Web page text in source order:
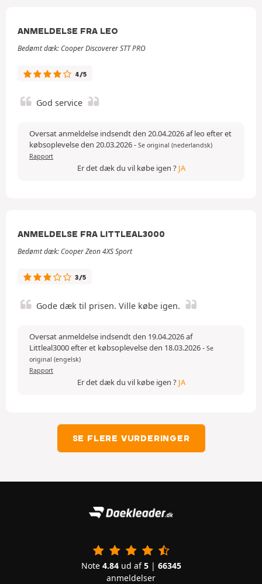
ANMELDELSE FRA LEO
Bedømt dæk: Cooper Discoverer STT PRO
4/5
God service
Oversat anmeldelse indsendt den 20.04.2026 af leo efter et
købsoplevelse den 20.03.2026- Se original (nederlandsk)
Rapport
Er det dæk du vil købe igen ? JA
ANMELDELSE FRA LITTLEAL3000
Bedømt dæk: Cooper Zeon 4XS Sport
3/5
Gode dæk til prisen. Ville købe igen.
Oversat anmeldelse indsendt den 19.04.2026 af
Littleal3000 efter et købsoplevelse den 18.03.2026- Se
original (engelsk)
Rapport
Er det dæk du vil købe igen ? JA
SE FLERE VURDERINGER
Note 4.84ud af5| 66345
anmeldelser